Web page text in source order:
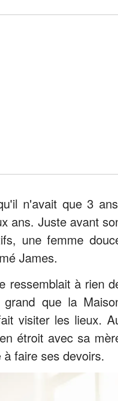
n'avait que 3
ans. Juste avant
une femme
James.
ressemblait à rien
que la
visiter les lieux.
étroit avec sa
faire ses devoirs.